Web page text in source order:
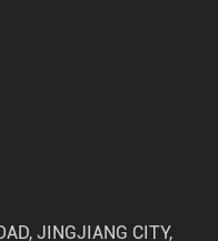
JINGJIANG CITY,